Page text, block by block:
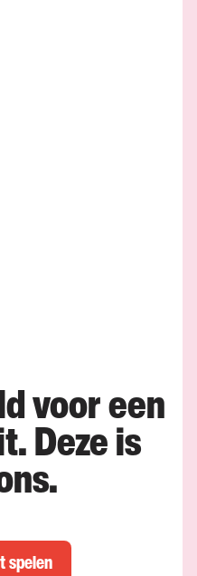
voor een
Deze is
spelen